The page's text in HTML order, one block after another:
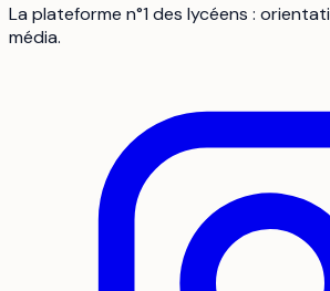
La plateforme n°1 des lycéens :
média.